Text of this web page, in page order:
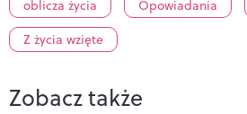
oblicza życia Opowiadania
Z życia wzięte
Zobacz także